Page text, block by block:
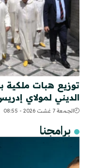
توزيع هبات ملكية
الديني لمولاي
الجمعة 7 غشت 2026 - 08:55
برامجنا